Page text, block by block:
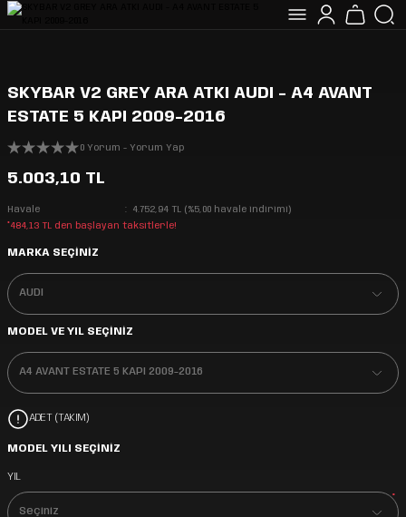
SKYBAR V2 GREY ARA ATKI AUDI - A4 AVANT
ESTATE 5 KAPI 2009-2016
0 Yorum - Yorum Yap
5.003,10 TL
Havale
4.752,94 TL (%5,00 havale indirimi)
*484,13 TL den başlayan taksitlerle!
MARKA SEÇİNİZ
MODEL VE YIL SEÇİNİZ
ADET (TAKIM)
MODEL YILI SEÇİNİZ
YIL
*